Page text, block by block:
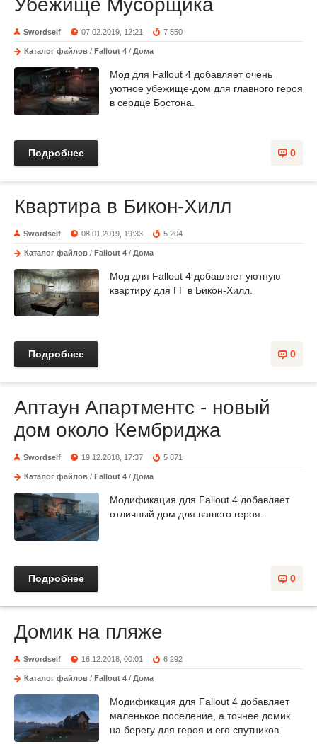
Убежище Мусорщика
Swordself 07.02.2019, 12:21 7 550
Каталог файлов / Fallout 4 / Дома
Мод для Fallout 4 добавляет очень
уютное убежище-дом для главного героя
в сердце Бостона.
0
Подробнее
Квартира в Бикон-Хилл
Swordself 08.01.2019, 19:33 5 204
Каталог файлов / Fallout 4 / Дома
Мод для Fallout 4 добавляет уютную
квартиру для ГГ в Бикон-Хилл.
0
Подробнее
Аптаун Апартментс - новый
дом около Кембриджа
Swordself 19.12.2018, 17:37 5 871
Каталог файлов / Fallout 4 / Дома
Модификация для Fallout 4 добавляет
отличный дом для вашего героя.
0
Подробнее
Домик на пляже
Swordself 16.12.2018, 00:01 6 292
Каталог файлов / Fallout 4 / Дома
Модификация для Fallout 4 добавляет
маленькое поселение, а точнее домик
на берегу для героя и его спутников.